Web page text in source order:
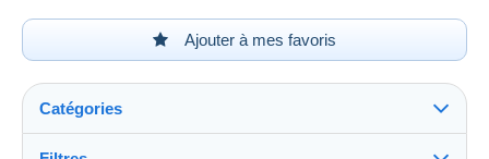
Ajouter à mes favoris
Catégories